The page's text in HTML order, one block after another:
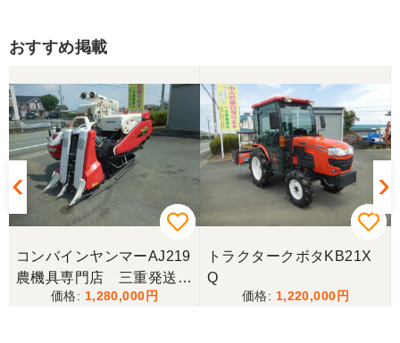
だきます。ありがとうございました。
山梨県／伊藤明久
引き取りに行くまでに 時間が掛かってしまって
待っていて頂き有り難うございました。
山梨県／樋野進悦
メールの返信がなかったので、残念ですが、こちら
おすすめ掲載
コンバインヤンマーAJ219
農機具専門店 三重発送整
備済み
1,280,000
トラクタークボタKB21X
Q
1,220,000